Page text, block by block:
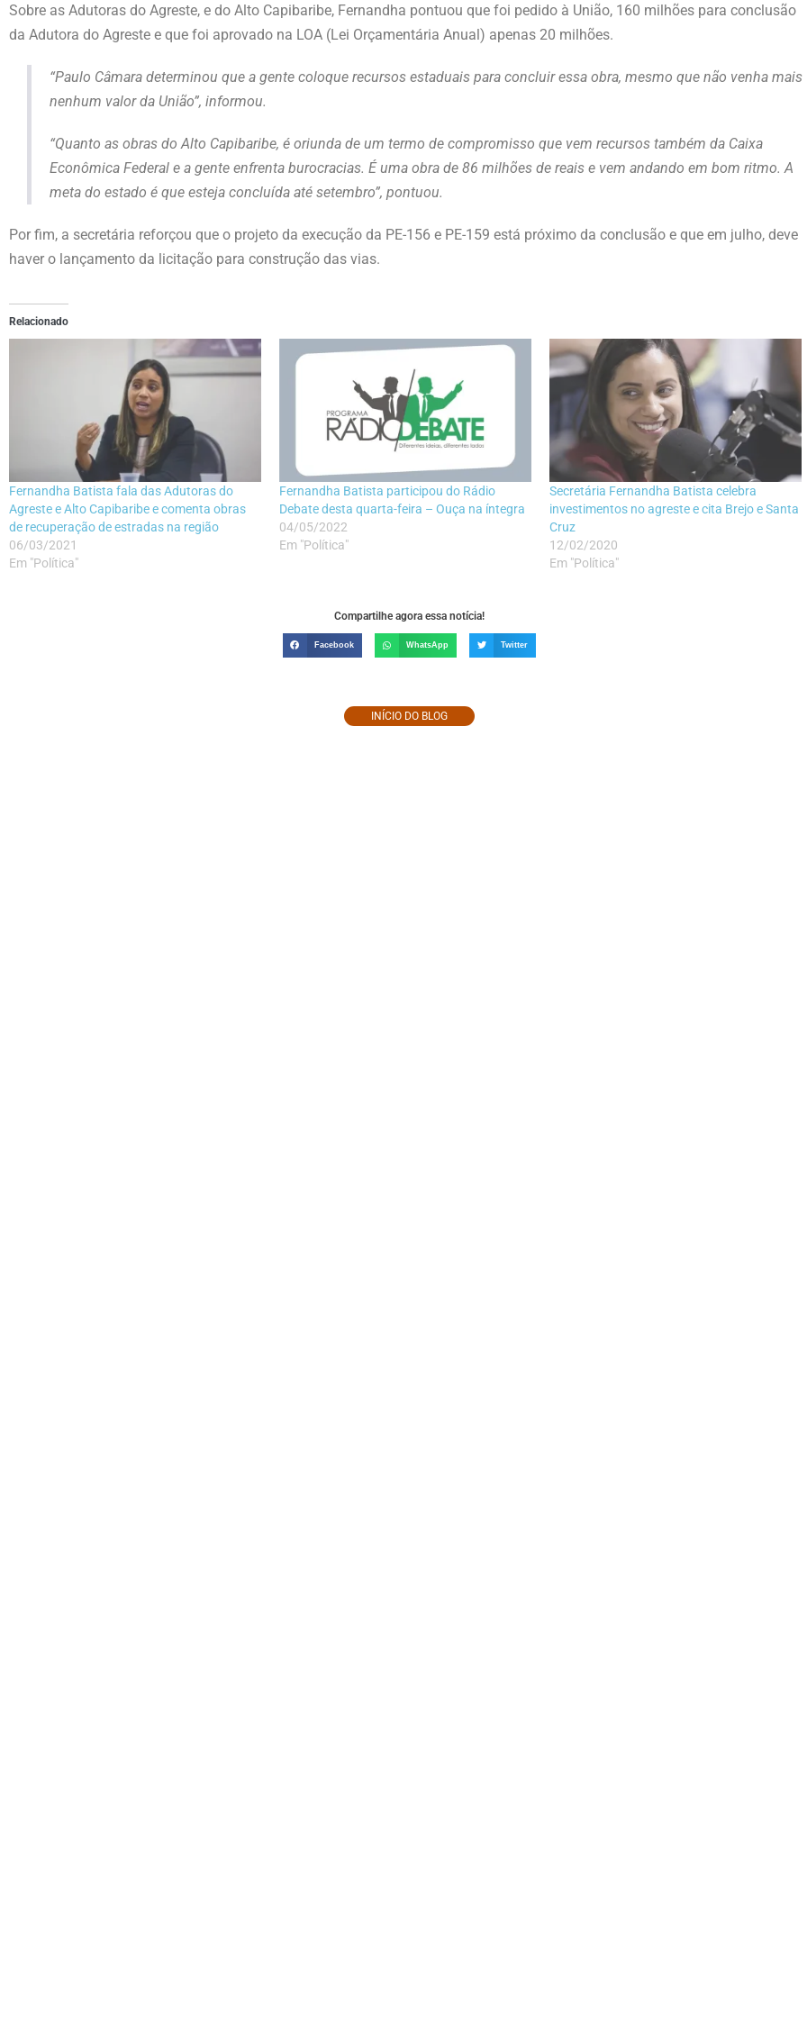
Sobre as Adutoras do Agreste, e do Alto Capibaribe, Fernandha pontuou que foi pedido à União, 160 milhões para conclusão
da Adutora do Agreste e que foi aprovado na LOA (Lei Orçamentária Anual) apenas 20 milhões.
“Paulo Câmara determinou que a gente coloque recursos estaduais para concluir essa obra, mesmo que não venha mais
nenhum valor da União”, informou.
“Quanto as obras do Alto Capibaribe, é oriunda de um termo de compromisso que vem recursos também da Caixa
Econômica Federal e a gente enfrenta burocracias. É uma obra de 86 milhões de reais e vem andando em bom ritmo. A
meta do estado é que esteja concluída até setembro”, pontuou.
Por fim, a secretária reforçou que o projeto da execução da PE-156 e PE-159 está próximo da conclusão e que em julho, deve
haver o lançamento da licitação para construção das vias.
Relacionado
Fernandha Batista fala das Adutoras do
Agreste e Alto Capibaribe e comenta obras
de recuperação de estradas na região
06/03/2021
Em "Política"
Fernandha Batista participou do Rádio
Debate desta quarta-feira – Ouça na íntegra
04/05/2022
Em "Política"
Secretária Fernandha Batista celebra
investimentos no agreste e cita Brejo e Santa
Cruz
12/02/2020
Em "Política"
Compartilhe agora essa notícia!
Facebook WhatsApp Twitter
INÍCIO DO BLOG